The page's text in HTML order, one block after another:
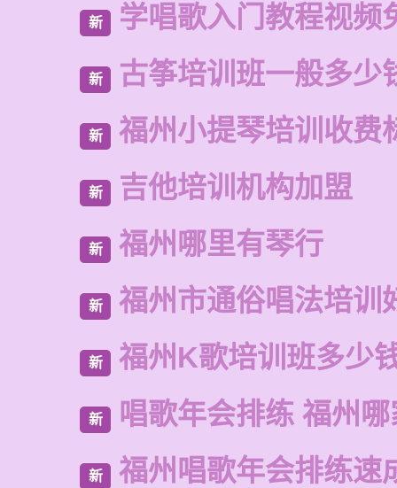
新 学唱歌入门教程视频
新 古筝培训班一般多少
新 福州小提琴培训收费
新 吉他培训机构加盟
新 福州哪里有琴行
新 福州市通俗唱法培训
新 福州K歌培训班多少
新 唱歌年会排练 福州
新 福州唱歌年会排练速